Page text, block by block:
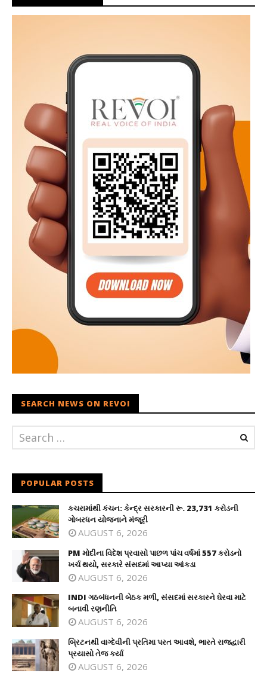
SEARCH NEWS ON REVOI
POPULAR POSTS
કચરામાંથી કંચન: કેન્દ્ર સરકારની રૂ. 23,731 કરોડની
ગોબરધન યોજનાને મંજૂરી
AUGUST 6, 2026
PM મોદીના વિદેશ પ્રવાસો પાછળ પાંચ વર્ષમાં 557 કરોડનો
ખર્ચ થયો, સરકારે સંસદમાં આપ્યા આંકડા
AUGUST 6, 2026
INDI ગઠબંધનની બેઠક મળી, સંસદમાં સરકારને ઘેરવા માટે
બનાવી રણનીતિ
AUGUST 6, 2026
બ્રિટનથી વાગ્દેવીની પ્રતિમા પરત આવશે, ભારતે રાજદ્વારી
પ્રયાસો તેજ કર્યા
AUGUST 6, 2026